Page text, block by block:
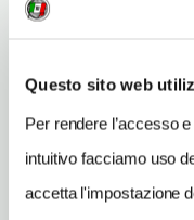
Questo sito web
Per rendere l’accesso
intuitivo facciamo uso
accetta l'impostazione
strada Costiera 230 -
Friuli Venezia Giulia
SITO WEB
INDIRIZZO EMAIL